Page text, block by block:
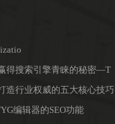
得搜索引擎青睐的秘密—T
造行业权威的五大核心技巧
编辑器的SEO功能